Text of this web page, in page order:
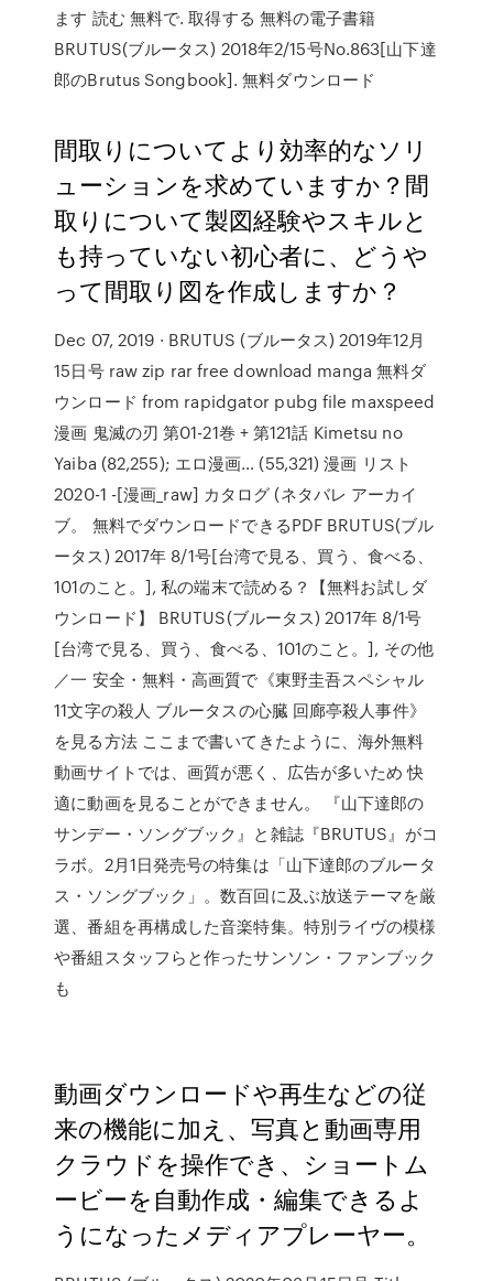
ます 読む 無料で. 取得する 無料の電子書籍
BRUTUS(ブルータス) 2018年2/15号No.863[山下達
郎のBrutus Songbook]. 無料ダウンロード
間取りについてより効率的なソリ
ューションを求めていますか？間
取りについて製図経験やスキルと
も持っていない初心者に、どうや
って間取り図を作成しますか？
Dec 07, 2019 · BRUTUS (ブルータス) 2019年12月
15日号 raw zip rar free download manga 無料ダ
ウンロード from rapidgator pubg file maxspeed
漫画 鬼滅の刃 第01-21巻 + 第121話 Kimetsu no
Yaiba (82,255); エロ漫画… (55,321) 漫画 リスト
2020-1 -[漫画_raw] カタログ (ネタバレ アーカイ
ブ。 無料でダウンロードできるPDF BRUTUS(ブル
ータス) 2017年 8/1号[台湾で見る、買う、食べる、
101のこと。], 私の端末で読める？【無料お試しダ
ウンロード】 BRUTUS(ブルータス) 2017年 8/1号
[台湾で見る、買う、食べる、101のこと。], その他
／一 安全・無料・高画質で《東野圭吾スペシャル
11文字の殺人 ブルータスの心臓 回廊亭殺人事件》
を見る方法 ここまで書いてきたように、海外無料
動画サイトでは、画質が悪く、広告が多いため 快
適に動画を見ることができません。 『山下達郎の
サンデー・ソングブック』と雑誌『BRUTUS』がコ
ラボ。2月1日発売号の特集は「山下達郎のブルータ
ス・ソングブック」。数百回に及ぶ放送テーマを厳
選、番組を再構成した音楽特集。特別ライヴの模様
や番組スタッフらと作ったサンソン・ファンブック
も
動画ダウンロードや再生などの従
来の機能に加え、写真と動画専用
クラウドを操作でき、ショートム
ービーを自動作成・編集できるよ
うになったメディアプレーヤー。